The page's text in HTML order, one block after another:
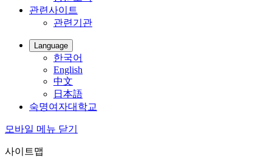
관련사이트
관련기관
Language
한국어
English
中文
日本語
숙명여자대학교
모바일 메뉴 닫기
사이트맵